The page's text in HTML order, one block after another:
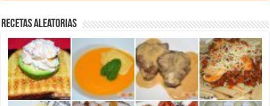
Recetas aleatorias